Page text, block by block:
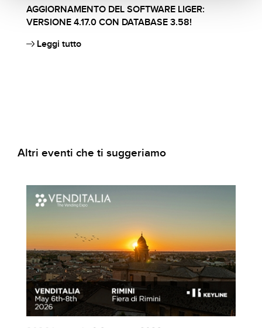
AGGIORNAMENTO DEL SOFTWARE LIGER:
VERSIONE 4.17.0 CON DATABASE 3.58!
Leggi tutto
Altri eventi che ti suggeriamo